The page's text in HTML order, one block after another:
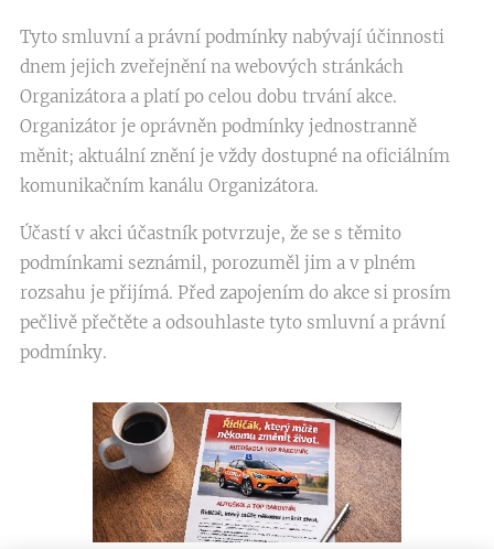
Tyto smluvní a právní podmínky nabývají účinnosti
dnem jejich zveřejnění na webových stránkách
Organizátora a platí po celou dobu trvání akce.
Organizátor je oprávněn podmínky jednostranně
měnit; aktuální znění je vždy dostupné na oficiálním
komunikačním kanálu Organizátora.
Účastí v akci účastník potvrzuje, že se s těmito
podmínkami seznámil, porozuměl jim a v plném
rozsahu je přijímá. Před zapojením do akce si prosím
pečlivě přečtěte a odsouhlaste tyto smluvní a právní
podmínky.